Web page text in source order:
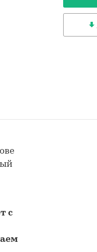
с